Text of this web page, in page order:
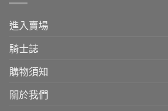
進入賣場
騎士誌
購物須知
關於我們